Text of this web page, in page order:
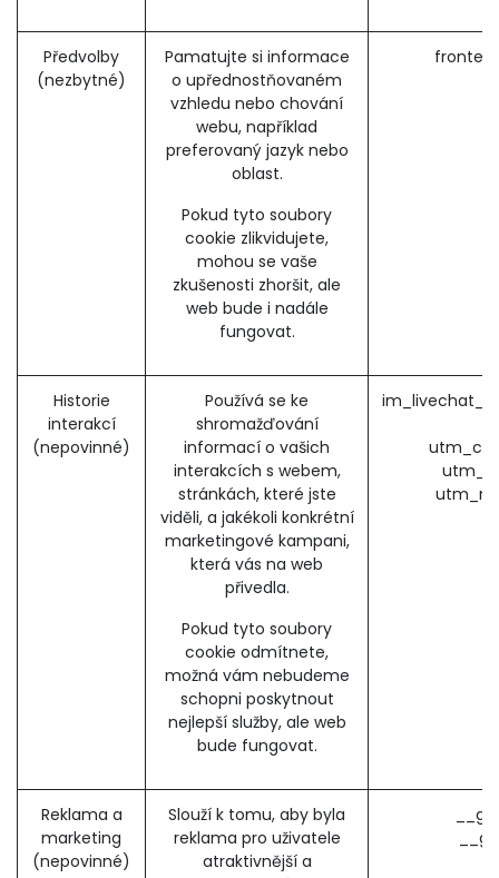
Předvolby
(nezbytné)
Pamatujte si informace
o upřednostňovaném
vzhledu nebo chování
webu, například
preferovaný jazyk nebo
oblast.
Pokud tyto soubory
cookie zlikvidujete,
mohou se vaše
zkušenosti zhoršit, ale
web bude i nadále
fungovat.
Historie
interakcí
(nepovinné)
Používá se ke
shromažďování
informací o vašich
interakcích s webem,
stránkách, které jste
viděli, a jakékoli konkrétní
marketingové kampani,
která vás na web
přivedla.
Pokud tyto soubory
cookie odmítnete,
možná vám nebudeme
schopni poskytnout
nejlepší služby, ale web
bude fungovat.
Reklama a
marketing
(nepovinné)
Slouží k tomu, aby byla
reklama pro uživatele
atraktivnější a